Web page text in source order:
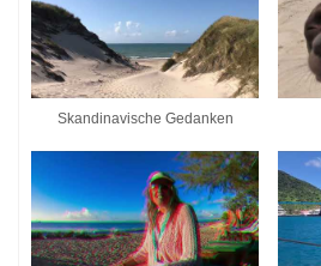
Skandinavische Gedanken